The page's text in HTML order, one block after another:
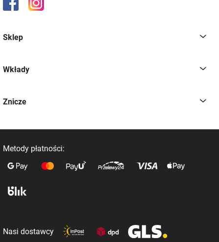
Sklep
Wkłady
Znicze
Metody płatności:
Nasi dostawcy